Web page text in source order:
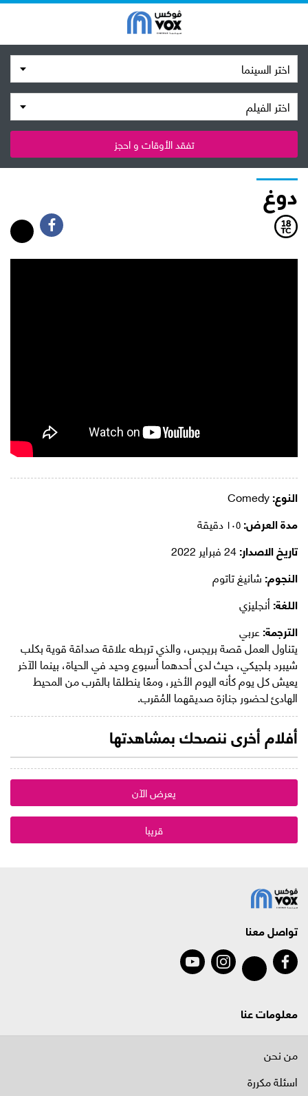
اختر السينما
اختر الفيلم
تفقد الأوقات و احجز
دوغ
النوع:
مدة العرض:
تاريخ الاصدار:
النجوم:شانيغ تاتوم
اللغة:أنجليزي
الترجمة:عربي
يتناول العمل قصة بريجس، والذي تربطه علاقة صداقة قوية بكلب
شيبرد بلجيكي، حيث لدى أحدهما أسبوع وحيد في الحياة، بينما الآخر
يعيش كل يوم كأنه اليوم الأخير، ومعًا ينطلقا بالقرب من المحيط
الهادئ لحضور جنازة صديقهما المُقرب.
أفلام أخرى ننصحك بمشاهدتها
يعرض الآن
قريبا
تواصل معنا
معلومات عنا
من نحن
اسئلة مكررة